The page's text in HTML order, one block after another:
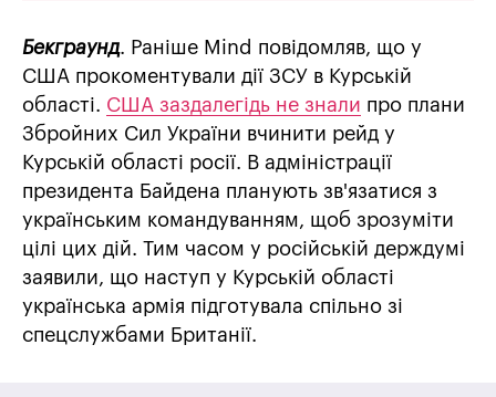
Бекграунд. Раніше Mind повідомляв, що у
США прокоментували дії ЗСУ в Курській
області. США заздалегідь не знали про плани
Збройних Сил України вчинити рейд у
Курській області росії. В адміністрації
президента Байдена планують зв'язатися з
українським командуванням, щоб зрозуміти
цілі цих дій. Тим часом у російській держдумі
заявили, що наступ у Курській області
українська армія підготувала спільно зі
спецслужбами Британії.